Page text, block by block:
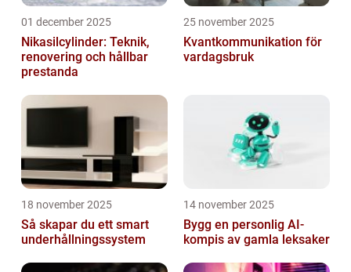
01 december 2025
Nikasilcylinder: Teknik,
renovering och hållbar
prestanda
25 november 2025
Kvantkommunikation för
vardagsbruk
18 november 2025
Så skapar du ett smart
underhållningssystem
14 november 2025
Bygg en personlig AI-
kompis av gamla leksaker